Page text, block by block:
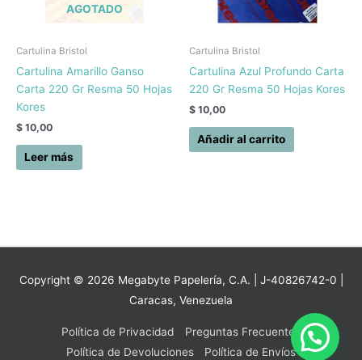
AGOTADO
Cartulina Bristol
Cartulina Amarillo Ganso
Carta 220 Gr Resma 50 Hojas
Kores
$ 10,00
Leer más
Cartulina Bristol
Cartulina Azul Profundo Carta
220 Gr Resma 50 Hojas Kores
$ 10,00
Añadir al carrito
Copyright © 2026 Megabyte Papelería, C.A. | J-40826742-0 |
Caracas, Venezuela
Política de Privacidad
Preguntas Frecuentes
Política de Devoluciones
Política de Envíos